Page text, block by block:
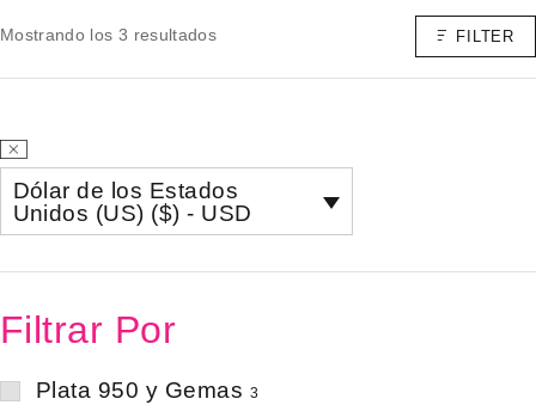
Mostrando los 3 resultados FILTER
Dólar de los Estados
Unidos (US) ($) - USD
Filtrar Por
Plata 950 y Gemas 3